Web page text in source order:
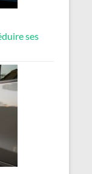
ses